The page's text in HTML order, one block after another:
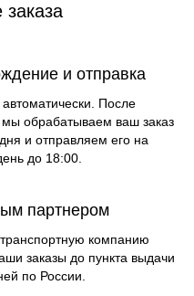
заказа
и отправка
После
обрабатываем ваш заказ
и отправляем его на
до 18:00.
партнером
компанию
заказы до пункта выдачи
по России.